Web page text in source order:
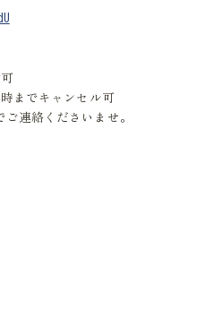
までキャンセル可
連絡くださいませ。